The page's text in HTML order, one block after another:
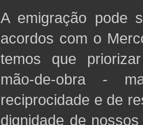
A emigração pode
acordos com o
temos que
mão-de-obra -
reciprocidade e de
dignidade de